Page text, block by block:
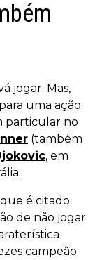
jogar. Mas,
uma ação
particular no
(também
, em
é citado
de não jogar
campeão